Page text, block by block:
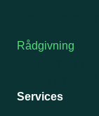
Rådgivning
Services